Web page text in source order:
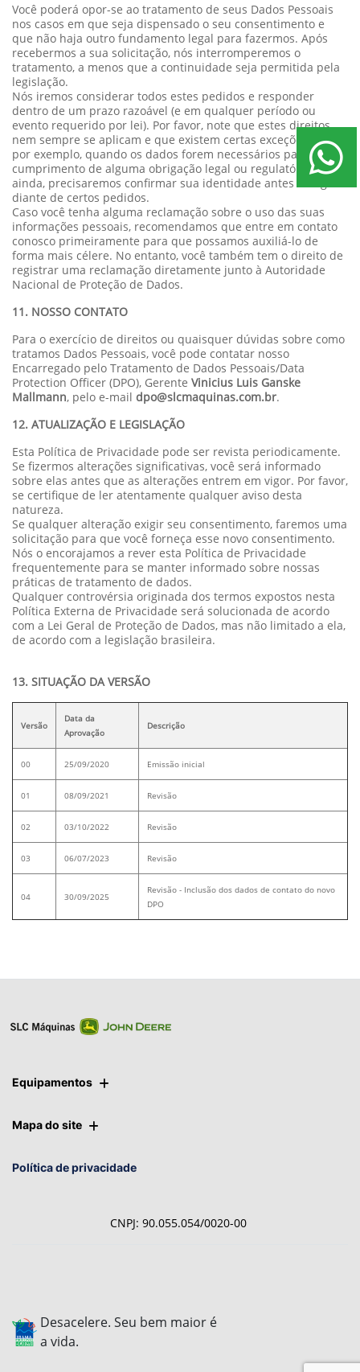
Você poderá opor-se ao tratamento de seus Dados Pessoais
nos casos em que seja dispensado o seu consentimento e
que não haja outro fundamento legal para fazermos. Após
recebermos a sua solicitação, nós interromperemos o
tratamento, a menos que a continuidade seja permitida pela
legislação.
Nós iremos considerar todos estes pedidos e responder
dentro de um prazo razoável (e em qualquer período ou
evento requerido por lei). Por favor, note que estes direitos
nem sempre se aplicam e que existem certas exceções, como,
por exemplo, quando os dados forem necessários para
cumprimento de alguma obrigação legal ou regulatória. Nós,
ainda, precisaremos confirmar sua identidade antes de agir
diante de certos pedidos.
Caso você tenha alguma reclamação sobre o uso das suas
informações pessoais, recomendamos que entre em contato
conosco primeiramente para que possamos auxiliá-lo de
forma mais célere. No entanto, você também tem o direito de
registrar uma reclamação diretamente junto à Autoridade
Nacional de Proteção de Dados.
11. NOSSO CONTATO
Para o exercício de direitos ou quaisquer dúvidas sobre como
tratamos Dados Pessoais, você pode contatar nosso
Encarregado pelo Tratamento de Dados Pessoais/Data
Protection Officer (DPO), Gerente Vinicius Luis Ganske
Mallmann, pelo e-mail dpo@slcmaquinas.com.br.
12. ATUALIZAÇÃO E LEGISLAÇÃO
Esta Política de Privacidade pode ser revista periodicamente.
Se fizermos alterações significativas, você será informado
sobre elas antes que as alterações entrem em vigor. Por favor,
se certifique de ler atentamente qualquer aviso desta
natureza.
Se qualquer alteração exigir seu consentimento, faremos uma
solicitação para que você forneça esse novo consentimento.
Nós o encorajamos a rever esta Política de Privacidade
frequentemente para se manter informado sobre nossas
práticas de tratamento de dados.
Qualquer controvérsia originada dos termos expostos nesta
Política Externa de Privacidade será solucionada de acordo
com a Lei Geral de Proteção de Dados, mas não limitado a ela,
de acordo com a legislação brasileira.
13. SITUAÇÃO DA VERSÃO
Versão
Data da
Aprovação
Descrição
00 25/09/2020 Emissão inicial
01 08/09/2021 Revisão
02 03/10/2022 Revisão
03 06/07/2023 Revisão
04 30/09/2025
Revisão - Inclusão dos dados de contato do novo
DPO
Equipamentos
Mapa do site
Política de privacidade
CNPJ: 90.055.054/0020-00
Desacelere. Seu bem maior é
a vida.